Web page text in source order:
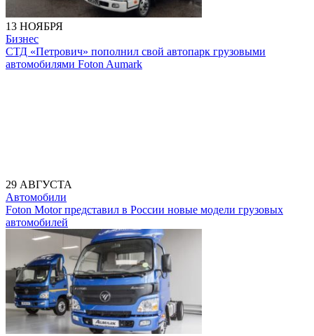
13 НОЯБРЯ
Бизнес
СТД «Петрович» пополнил свой автопарк грузовыми
автомобилями Foton Aumark
29 АВГУСТА
Автомобили
Foton Motor представил в России новые модели грузовых
автомобилей